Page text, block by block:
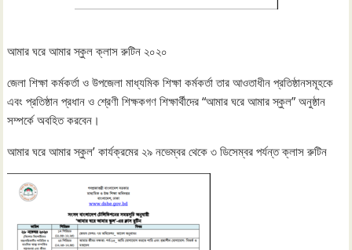
আমার ঘরে আমার স্কুল ক্লাস রুটিন ২০২০
জেলা শিক্ষা কর্মকর্তা ও উপজেলা মাধ্যমিক শিক্ষা কর্মকর্তা তার আওতাধীন প্রতিষ্ঠানসমূহকে
এবং প্রতিষ্ঠান প্রধান ও শ্রেণী শিক্ষকগণ শিক্ষার্থীদের “আমার ঘরে আমার স্কুল” অনুষ্ঠান
সম্পর্কে অবহিত করবেন।
আমার ঘরে আমার স্কুল’ কার্যক্রমের ২৯ নভেম্বর থেকে ৩ ডিসেম্বর পর্যন্ত ক্লাস রুটিন